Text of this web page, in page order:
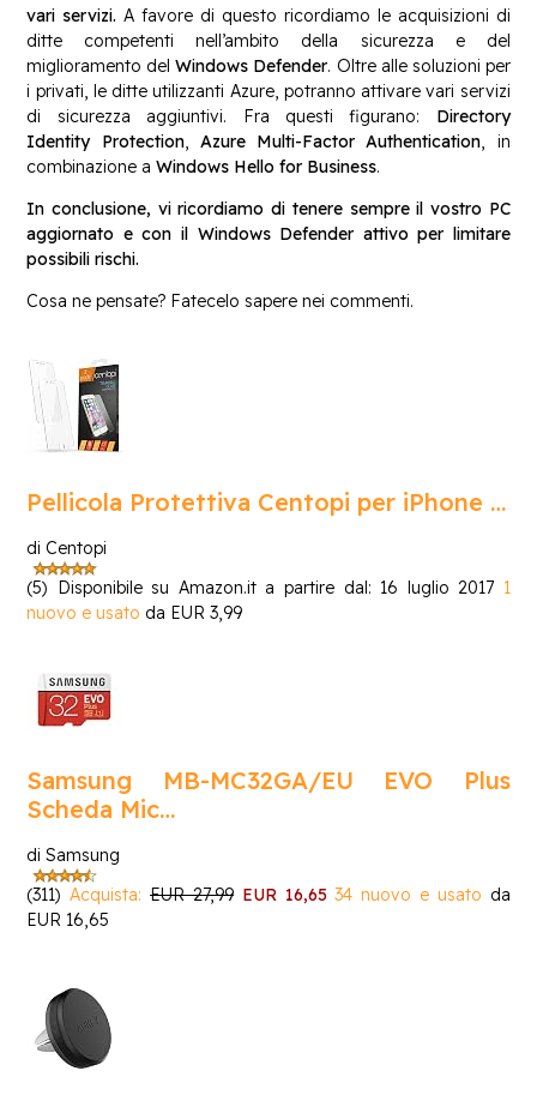
vari servizi. A favore di questo ricordiamo le acquisizioni di
ditte competenti nell’ambito della sicurezza e del
miglioramento delWindows Defender. Oltre alle soluzioni per
i privati, le ditte utilizzanti Azure, potranno attivare vari servizi
di sicurezza aggiuntivi. Fra questi figurano: Directory
Identity Protection, Azure Multi-Factor Authentication, in
combinazione a Windows Hello for Business.
In conclusione, vi ricordiamo di tenere sempre il vostro PC
aggiornato e con il Windows Defender attivo per limitare
possibili rischi.
Cosa ne pensate? Fatecelo sapere nei commenti.
Pellicola Protettiva Centopi per iPhone …
di Centopi
(5) Disponibile su Amazon.it a partire dal: 16 luglio 2017 1
nuovo e usato da EUR 3,99
Samsung MB-MC32GA/EU EVO Plus
Scheda Mic…
di Samsung
(311)Acquista:EUR 27,99 EUR 16,65 34 nuovo e usato da
EUR 16,65